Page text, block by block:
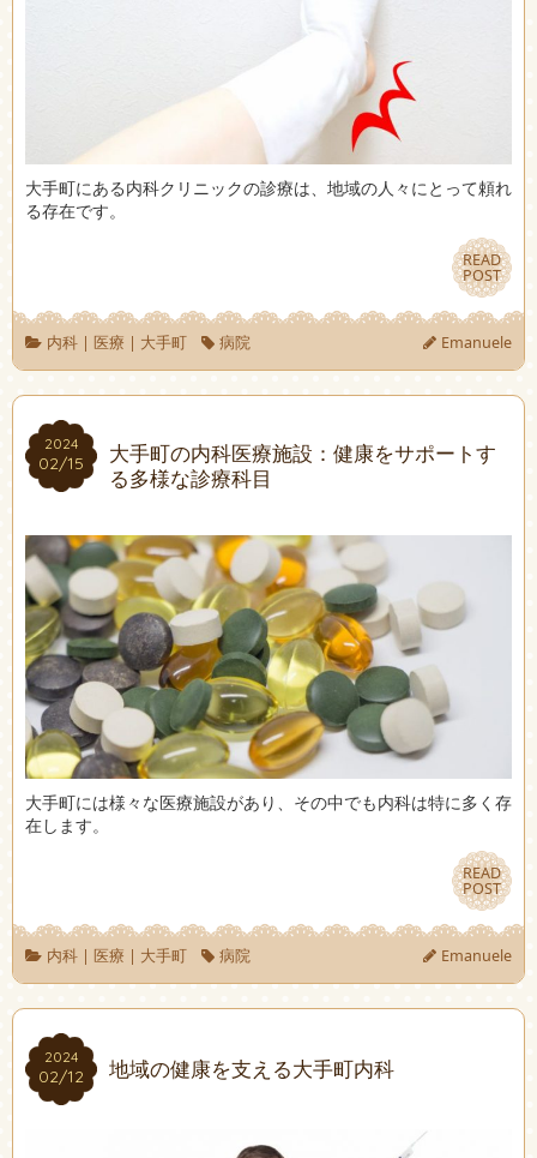
大手町にある内科クリニックの診療は、地域の人々にとって頼れ
る存在です。
READ
POST
READ
POST
内科| 医療 | 大手町 病院 Emanuele
2024
02/15
2024
02/15
大手町の内科医療施設：健康をサポートす
る多様な診療科目
大手町には様々な医療施設があり、その中でも内科は特に多く存
在します。
READ
POST
READ
POST
内科| 医療 | 大手町 病院 Emanuele
2024
02/12
2024
02/12 地域の健康を支える大手町内科